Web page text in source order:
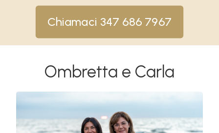
Chiamaci 347 686 7967
Ombretta e Carla